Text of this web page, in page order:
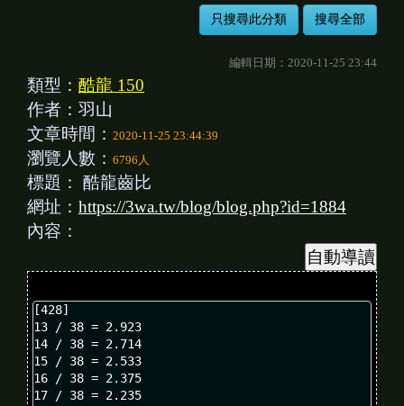
編輯日期：2020-11-25 23:44
類型： 酷龍 150
作者：羽山
文章時間： 2020-11-25 23:44:39
瀏覽人數： 6796人
標題： 酷龍齒比
網址： https://3wa.tw/blog/blog.php?id=1884
內容：
[428]
13 / 38 = 2.923
14 / 38 = 2.714
15 / 38 = 2.533
16 / 38 = 2.375
17 / 38 = 2.235